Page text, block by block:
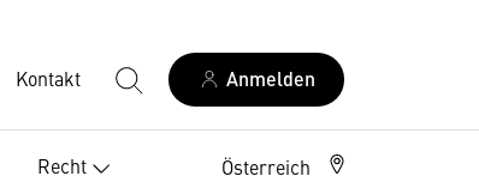
Kontakt Anmelden
Recht Elektriker Österreich
Österreich